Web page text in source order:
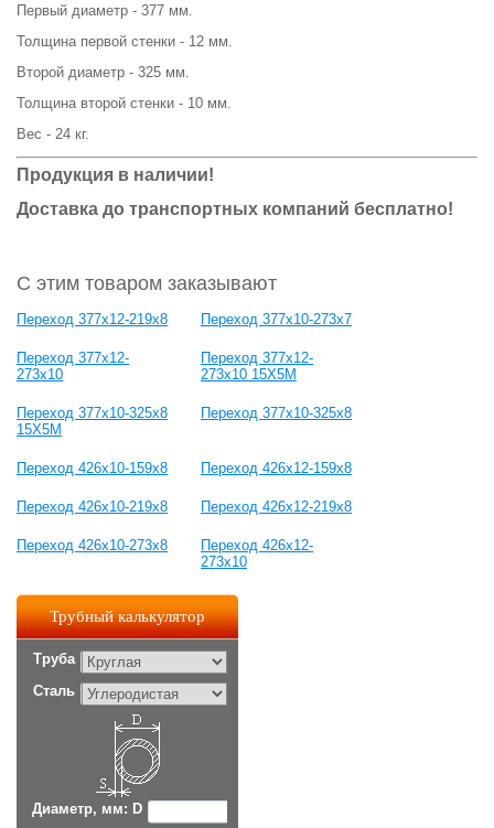
Первый диаметр - 377 мм.
Толщина первой стенки - 12 мм.
Второй диаметр - 325 мм.
Толщина второй стенки - 10 мм.
Вес - 24 кг.
Продукция в наличии!
Доставка до транспортных компаний бесплатно!
С этим товаром заказывают
Переход 377х12-219х8 Переход 377х10-273х7
Переход 377х12-
273х10
Переход 377х12-
273х10 15Х5М
Переход 377х10-325х8
15Х5М
Переход 377х10-325х8
Переход 426х10-159х8 Переход 426х12-159х8
Переход 426х10-219х8 Переход 426х12-219х8
Переход 426х10-273х8
Переход 426х12-
273х10
Трубный калькулятор
Труба
Сталь
Диаметр, мм: D